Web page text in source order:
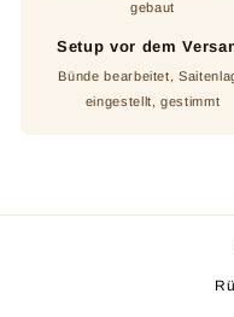
gebaut
Setup vor dem
Bünde bearbeitet,
eingestellt, gestimmt